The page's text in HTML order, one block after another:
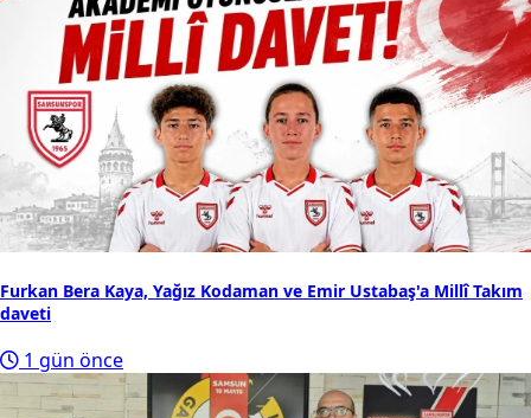
Furkan Bera Kaya, Yağız Kodaman ve Emir Ustabaş'a Millî Takım
daveti
1 gün önce